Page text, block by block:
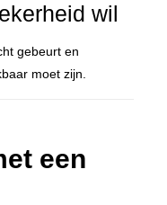
wil
gebeurt en
moet zijn.
een